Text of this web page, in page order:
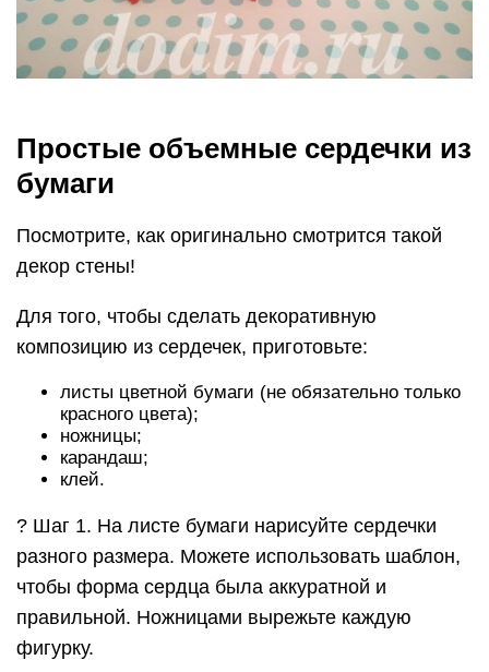
Простые объемные сердечки из
бумаги
Посмотрите, как оригинально смотрится такой
декор стены!
Для того, чтобы сделать декоративную
композицию из сердечек, приготовьте:
листы цветной бумаги (не обязательно только
красного цвета);
ножницы;
карандаш;
клей.
? Шаг 1. На листе бумаги нарисуйте сердечки
разного размера. Можете использовать шаблон,
чтобы форма сердца была аккуратной и
правильной. Ножницами вырежьте каждую
фигурку.